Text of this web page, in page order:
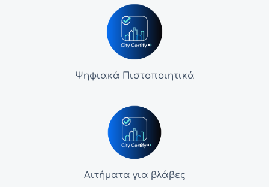
Ψηφιακά Πιστοποιητικά
Αιτήματα για βλάβες